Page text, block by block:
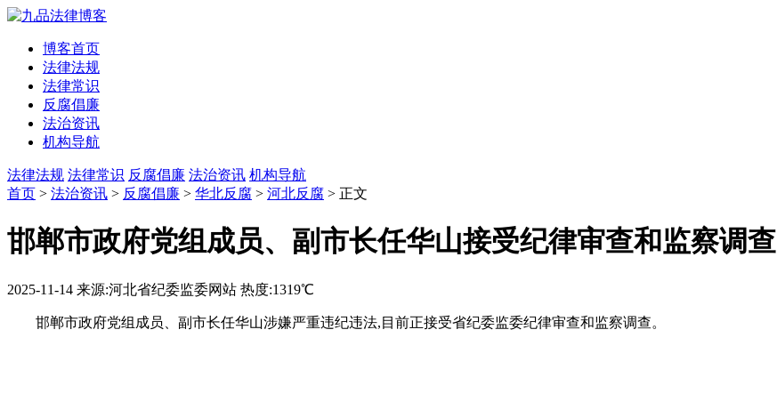
博客首页
法律法规
法律常识
反腐倡廉
法治资讯
机构导航
法律法规 法律常识 反腐倡廉 法治资讯 机构导航
首页 > 法治资讯 > 反腐倡廉 > 华北反腐 > 河北反腐 > 正文
邯郸市政府党组成员、副市长任华山接受纪律审查和监察调查
2025-11-14 来源:河北省纪委监委网站 热度:1319℃
邯郸市政府党组成员、副市长任华山涉嫌严重违纪违法,目前正接受省纪委监委纪律审查和监察调查。